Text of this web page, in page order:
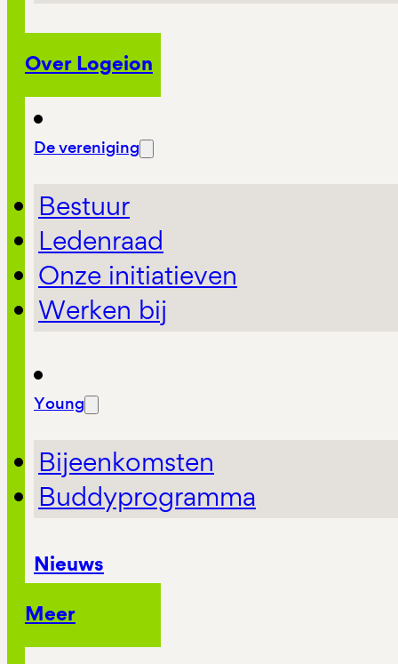
Over Logeion
De vereniging
Bestuur
Ledenraad
Onze initiatieven
Werken bij
Young
Bijeenkomsten
Buddyprogramma
Nieuws
Meer